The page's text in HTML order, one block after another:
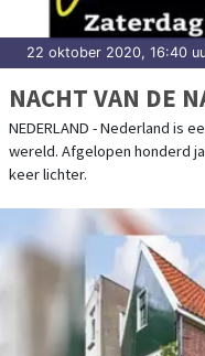
22 oktober 2020, 16:40
NACHT VAN DE
NEDERLAND - Nederland is
wereld. Afgelopen honderd
keer lichter.